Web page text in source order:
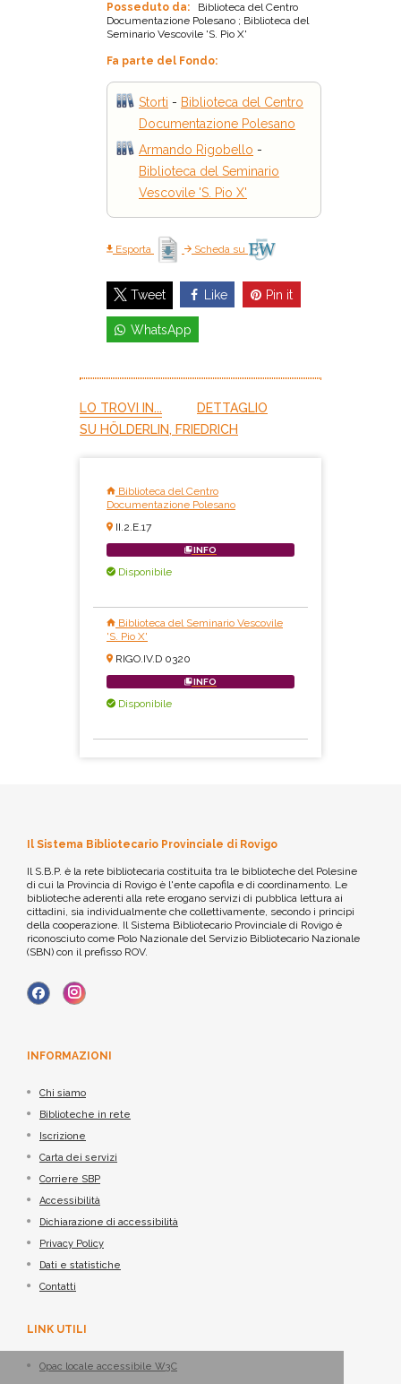
Posseduto da:
Biblioteca del Centro
Documentazione Polesano ; Biblioteca del
Seminario Vescovile 'S. Pio X'
Fa parte del Fondo:
Storti - Biblioteca del Centro
Documentazione Polesano
Armando Rigobello -
Biblioteca del Seminario
Vescovile 'S. Pio X'
Esporta Scheda su
Tweet Like Pin it
WhatsApp
LO TROVI IN...
DETTAGLIO
SU HÖLDERLIN, FRIEDRICH
Biblioteca del Centro
Documentazione Polesano
II.2.E.17
INFO
Disponibile
Biblioteca del Seminario Vescovile
'S. Pio X'
RIGO.IV.D 0320
INFO
Disponibile
Il Sistema Bibliotecario Provinciale di Rovigo
Il S.B.P. è la rete bibliotecaria costituita tra le biblioteche del Polesine
di cui la Provincia di Rovigo è l'ente capofila e di coordinamento. Le
biblioteche aderenti alla rete erogano servizi di pubblica lettura ai
cittadini, sia individualmente che collettivamente, secondo i principi
della cooperazione. Il Sistema Bibliotecario Provinciale di Rovigo è
riconosciuto come Polo Nazionale del Servizio Bibliotecario Nazionale
(SBN) con il prefisso ROV.
INFORMAZIONI
Chi siamo
Biblioteche in rete
Iscrizione
Carta dei servizi
Corriere SBP
Accessibilità
Dichiarazione di accessibilità
Privacy Policy
Dati e statistiche
Contatti
LINK UTILI
Opac locale accessibile W3C